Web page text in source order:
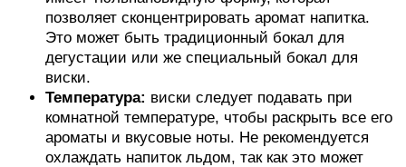
позволяет сконцентрировать аромат напитка.
Это может быть традиционный бокал для
дегустации или же специальный бокал для
виски.
Температура: виски следует подавать при
комнатной температуре, чтобы раскрыть все его
ароматы и вкусовые ноты. Не рекомендуется
охлаждать напиток льдом, так как это может